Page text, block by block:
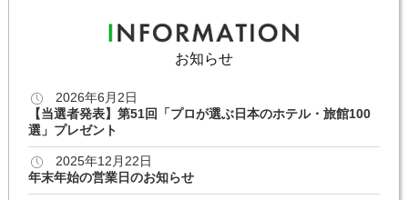
お知らせ
2026年6月2日
【当選者発表】第51回「プロが選ぶ日本のホテル・旅館100
選」プレゼント
2025年12月22日
年末年始の営業日のお知らせ